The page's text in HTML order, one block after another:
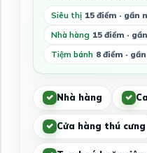
Siêu thị 15 điểm · gần
Nhà hàng 15 điểm ·
Tiệm bánh 8 điểm ·
Nhà hàng
Cửa hàng thú cưng